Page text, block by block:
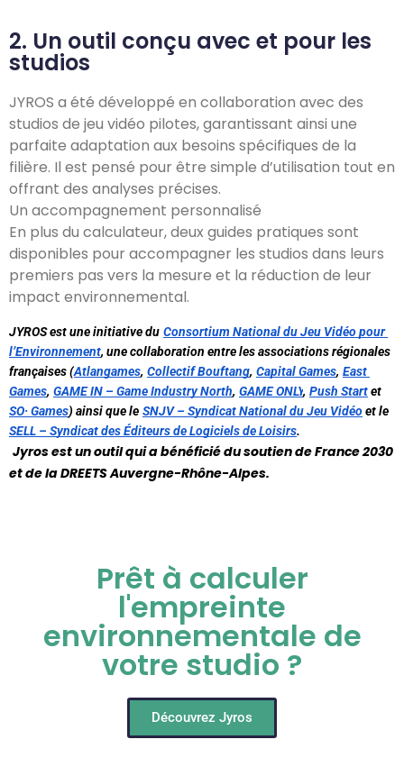
2. Un outil conçu avec et pour les
studios
JYROS a été développé en collaboration avec des
studios de jeu vidéo pilotes, garantissant ainsi une
parfaite adaptation aux besoins spécifiques de la
filière. Il est pensé pour être simple d’utilisation tout en
offrant des analyses précises.
Un accompagnement personnalisé
En plus du calculateur, deux guides pratiques sont
disponibles pour accompagner les studios dans leurs
premiers pas vers la mesure et la réduction de leur
impact environnemental.
JYROS est une initiative du Consortium National du Jeu Vidéo pour
l’Environnement, une collaboration entre les associations régionales
françaises (Atlangames, Collectif Bouftang, Capital Games, East
Games, GAME IN – Game Industry North, GAME ONLY, Push Start et
SO· Games) ainsi que le SNJV – Syndicat National du Jeu Vidéo et le
SELL – Syndicat des Éditeurs de Logiciels de Loisirs.
Jyros est un outil qui a bénéficié du soutien de France 2030
et de la DREETS Auvergne-Rhône-Alpes.
Prêt à calculer
l'empreinte
environnementale de
votre studio ?
Découvrez Jyros